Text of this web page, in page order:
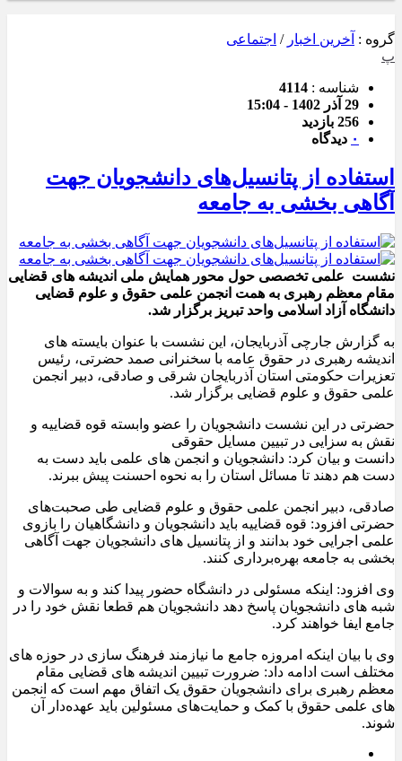
گروه : آخرین اخبار / اجتماعی
پ
شناسه : 4114
29 آذر 1402 - 15:04
256 بازدید
۰ دیدگاه
استفاده از پتانسیل‌های دانشجویان جهت
آگاهی بخشی به جامعه
نشست علمی تخصصی حول محور همایش ملی اندیشه های قضایی
مقام معظم رهبری به همت انجمن علمی حقوق و علوم قضایی
دانشگاه آزاد اسلامی واحد تبریز برگزار شد.
به گزارش جارچی آذربایجان، این نشست با عنوان بایسته های
اندیشه رهبری در حقوق عامه با سخنرانی صمد حضرتی، رئیس
تعزیرات حکومتی استان آذربایجان شرقی و صادقی، دبیر انجمن
علمی حقوق و علوم قضایی برگزار شد.
حضرتی در این نشست دانشجویان را عضو وابسته قوه قضاییه و
نقش به سزایی در تبیین مسایل حقوقی
دانست و بیان کرد: دانشجویان و انجمن های علمی باید دست به
دست هم دهند تا مسائل استان را به نحوه احسنت پیش ببرند.
صادقی، دبیر انجمن علمی حقوق و علوم قضایی طی صحبت‌های
حضرتی افزود: قوه قضاییه باید دانشجویان و دانشگاهیان را بازوی
علمی اجرایی خود بدانند و از پتانسیل های دانشجویان جهت آگاهی
بخشی به جامعه بهره‌برداری کنند.
وی افزود: اینکه مسئولی در دانشگاه حضور پیدا کند و به سوالات و
شبه های دانشجویان پاسخ دهد دانشجویان هم قطعا نقش خود را در
جامع ایفا خواهند کرد.
وی با بیان اینکه امروزه جامع ما نیازمند فرهنگ سازی در حوزه های
مختلف است ادامه داد: ضرورت تبیین اندیشه های قضایی مقام
معظم رهبری برای دانشجویان حقوق یک اتفاق مهم است که انجمن
های علمی حقوق با کمک و حمایت‌های مسئولین باید عهده‌دار آن
شوند.